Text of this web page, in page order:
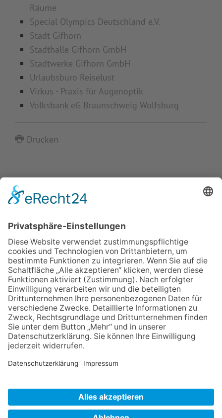
Räume
Special Olympics Deutschland e.V.
Stadt Gifhorn
Stadthalle Gifhorn GmbH
Stadtwerke Gifhorn GmbH
Urlaubsbüro Reiselust
Virkus - Praxis für Augenoptik
Volksbank eG Braunschweig Wolfsburg
Drucken
IMPRESSUM
VERBRAUCHERSTREITBEILEGUNGSGESETZ
HINWEISGEBERSCHUTZGESETZ LINKS/PARTNER
KONTAKT VORLESE-FUNKTION: READSPEAKER
GOOD NEWS | ELTERNBRIEFE
DATENSCHUTZ GGMBH DATENSCHUTZ E.V.
DATENVERARBEITUNG TAA | AFE